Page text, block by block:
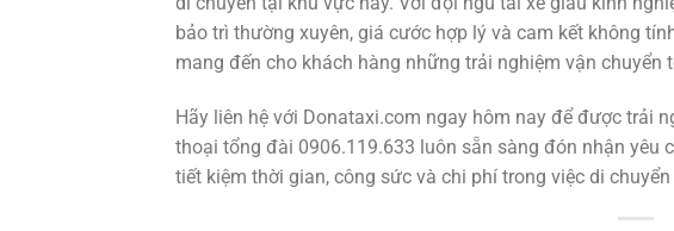
bảo trì thường xuyên, giá cước hợp lý và cam kết không
mang đến cho khách hàng những trải nghiệm vận chuyển
Hãy liên hệ với Donataxi.com ngay hôm nay để được trải
thoại tổng đài 0906.119.633 luôn sẵn sàng đón nhận yêu
tiết kiệm thời gian, công sức và chi phí trong việc di